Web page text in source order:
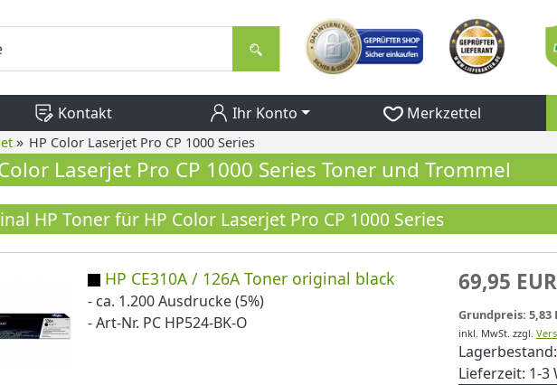
Kontakt Ihr Konto Merkzettel
» HP Color Laserjet Pro CP 1000 Series
Laserjet Pro CP 1000 Series Toner und Trommel
HP Toner für HP Color Laserjet Pro CP 1000 Series
HP CE310A / 126A Toner original black
- ca. 1.200 Ausdrucke (5%)
- Art-Nr. PC HP524-BK-O
69,95 EUR
Grundpreis: 5,83
inkl. MwSt. zzgl.
Lagerbestand:
Lieferzeit: 1-3